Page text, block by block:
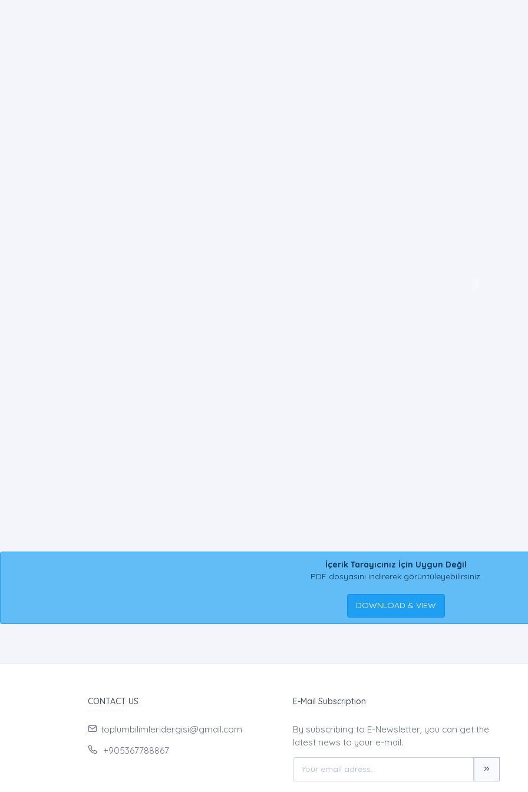
İçerik Tarayıcınız İçin Uygun Değil
PDF dosyasını indirerek görüntüleyebilirsiniz.
DOWNLOAD & VIEW
CONTACT US
toplumbilimleridergisi@gmail.com
+905367788867
E-Mail Subscription
By subscribing to E-Newsletter, you can get the
latest news to your e-mail.